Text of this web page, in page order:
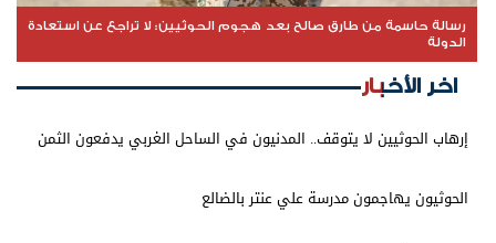
رسالة حاسمة من طارق صالح بعد هجوم الحوثيين: لا تراجع عن استعادة
الدولة
اخر الأخبار
إرهاب الحوثيين لا يتوقف.. المدنيون في الساحل الغربي يدفعون الثمن
الحوثيون يهاجمون مدرسة علي عنتر بالضالع